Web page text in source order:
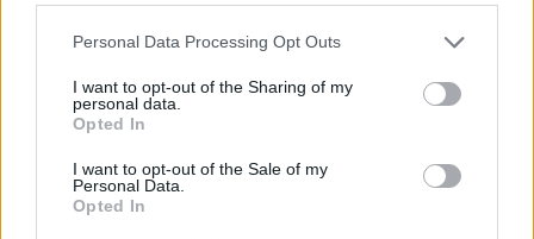
Personal Data Processing Opt Outs
I want to opt-out of the Sharing of my
personal data.
Opted In
I want to opt-out of the Sale of my
Personal Data.
Opted In
Δες τις φωτογραφίες της στην παρακάτω
gallery.